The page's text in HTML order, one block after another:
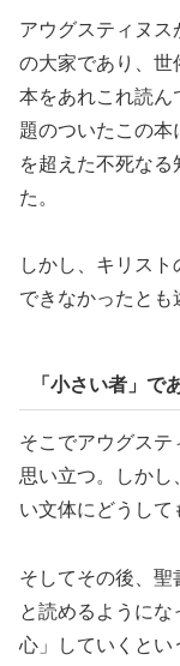
アウグスティヌ
の大家であり、世
本をあれこれ読ん
題のついたこの本
を超えた不死な
た。
しかし、キリス
できなかったとも
「小さい者」で
そこでアウグステ
思い立つ。しかし
い文体にどうして
そしてその後、聖
と読めるようにな
心」していくとい